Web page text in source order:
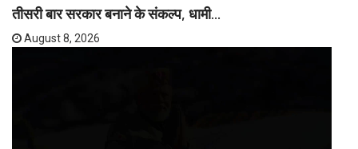
तीसरी बार सरकार बनाने के संकल्प, धामी...
August 8, 2026